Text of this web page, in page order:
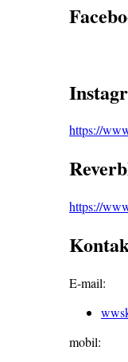
https://
https://
E-mail:
mobil: